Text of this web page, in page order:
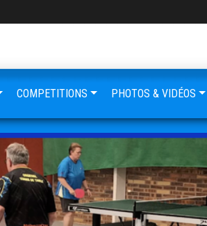
COMPETITIONS PHOTOS & VIDÉOS